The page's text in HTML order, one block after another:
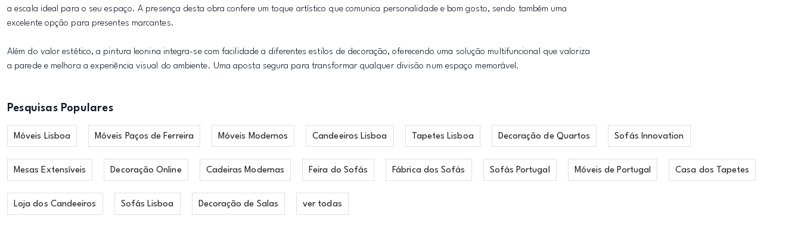
a escala ideal para o seu espaço. A presença desta obra confere um toque artístico que comunica personalidade e bom gosto, sendo também uma
excelente opção para presentes marcantes.
Além do valor estético, a pintura leonina integra-se com facilidade a diferentes estilos de decoração, oferecendo uma solução multifuncional que valoriza
a parede e melhora a experiência visual do ambiente. Uma aposta segura para transformar qualquer divisão num espaço memorável.
Pesquisas Populares
Móveis Lisboa Móveis Paços de Ferreira Móveis Modernos Candeeiros Lisboa Tapetes Lisboa Decoração de Quartos Sofás Innovation
Mesas Extensíveis Decoração Online Cadeiras Modernas Feira do Sofás Fábrica dos Sofás Sofás Portugal Móveis de Portugal Casa dos Tapetes
Loja dos Candeeiros Sofás Lisboa Decoração de Salas ver todas